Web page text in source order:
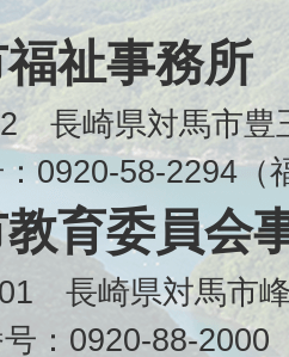
祉事務所
長崎県対馬市
0920-58-2294（
育委員会
長崎県対馬市
：0920-88-2000